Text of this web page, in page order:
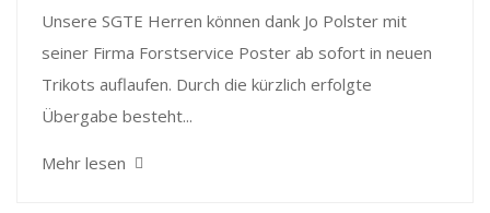
Unsere SGTE Herren können dank Jo Polster mit
seiner Firma Forstservice Poster ab sofort in neuen
Trikots auflaufen. Durch die kürzlich erfolgte
Übergabe besteht...
Mehr lesen